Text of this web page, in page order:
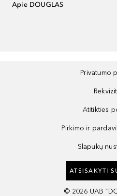
Apie DOUGLAS
Privatumo
Atitikties
Pirkimo ir
Slapukų
ATSISAKYTI
© 2026 UAB